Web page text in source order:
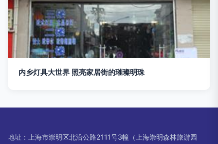
内乡灯具大世界 照亮家居街的璀璨明珠
地址：上海市崇明区北沿公路2111号3幢（上海崇明森林旅游园